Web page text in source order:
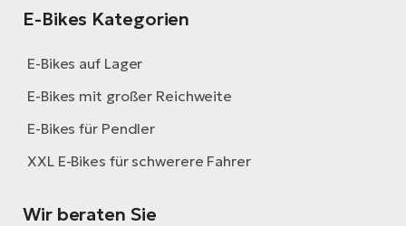
E-Bikes Kategorien
E-Bikes auf Lager
E-Bikes mit großer Reichweite
E-Bikes für Pendler
XXL E-Bikes für schwerere Fahrer
Wir beraten Sie